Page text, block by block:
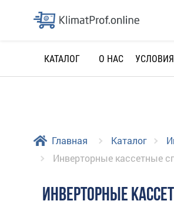
КАТАЛОГ О НАС
Главная Каталог
Инверторные кассетные
ИНВЕРТОРНЫЕ